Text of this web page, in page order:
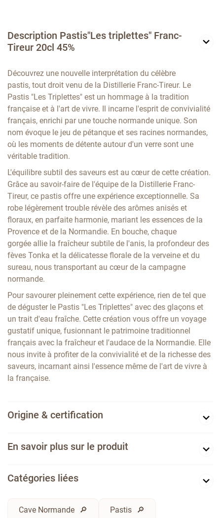
Description Pastis"Les triplettes" Franc-
Tireur 20cl 45%
Découvrez une nouvelle interprétation du célèbre
pastis, tout droit venu de la Distillerie Franc-Tireur. Le
Pastis "Les Triplettes" est un hommage à la tradition
française et à l'art de vivre. Il incarne l'esprit de convivialité
français, enrichi par une touche normande unique. Son
nom évoque le jeu de pétanque et ses racines normandes,
où les moments de détente autour d'un verre sont une
véritable tradition.
L'équilibre subtil des saveurs est au cœur de cette création.
Grâce au savoir-faire de l'équipe de la Distillerie Franc-
Tireur, ce pastis offre une expérience exceptionnelle. Sa
robe légèrement trouble révèle des arômes anisés et
floraux, en parfaite harmonie, mariant les essences de la
Provence et de la Normandie. En bouche, chaque
gorgée allie la fraîcheur subtile de l'anis, la profondeur des
fèves Tonka et la délicatesse florale de la verveine et du
sureau, nous transportant au cœur de la campagne
normande.
Pour savourer pleinement cette expérience, rien de tel que
de déguster le Pastis "Les Triplettes" avec des glaçons et
un trait d'eau fraîche. Cette création vous offre un voyage
gustatif unique, fusionnant le patrimoine traditionnel
français avec la fraîcheur et l'audace de la Normandie. Elle
nous invite à profiter de la convivialité et de la richesse des
saveurs, incarnant ainsi l'essence même de l'art de vivre à
la française.
Origine & certification
En savoir plus sur le produit
Catégories liées
Cave Normande Pastis